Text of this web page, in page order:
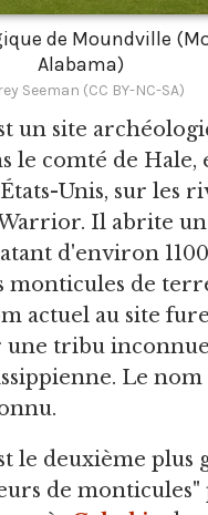
de Moundville
Alabama)
Seeman (CC BY-NC-SA)
un site
le comté de Hale,
Unis, sur les
Il abrite un
d'environ 1100
monticules de
actuel au site
tribu inconnue
Le nom
le deuxième plus
de monticules"